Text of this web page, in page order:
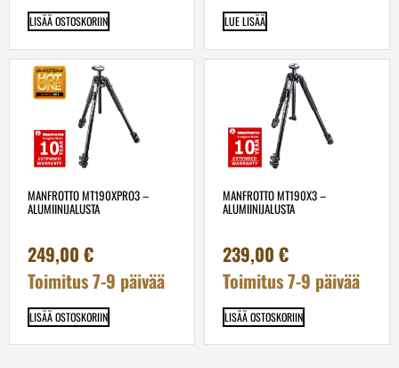
LISÄÄ OSTOSKORIIN LUE LISÄÄ
MANFROTTO MT190XPRO3 –
ALUMIINIJALUSTA
249,00 €
Toimitus 7-9 päivää
LISÄÄ OSTOSKORIIN
MANFROTTO MT190X3 –
ALUMIINIJALUSTA
239,00 €
Toimitus 7-9 päivää
LISÄÄ OSTOSKORIIN